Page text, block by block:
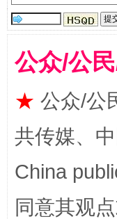
解纷+调解+
公众/公
★ 公众/公
共传媒、
China
同意其观